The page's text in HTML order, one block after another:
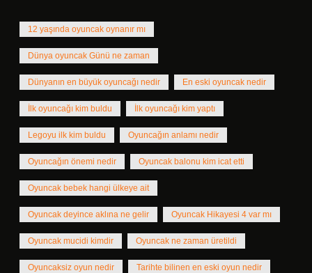
12 yaşında oyuncak oynanır mı
Dünya oyuncak Günü ne zaman
Dünyanın en büyük oyuncağı nedir En eski oyuncak nedir
İlk oyuncağı kim buldu İlk oyuncağı kim yaptı
Legoyu ilk kim buldu Oyuncağın anlamı nedir
Oyuncağın önemi nedir Oyuncak balonu kim icat etti
Oyuncak bebek hangi ülkeye ait
Oyuncak deyince aklına ne gelir Oyuncak Hikayesi 4 var mı
Oyuncak mucidi kimdir Oyuncak ne zaman üretildi
Oyuncaksiz oyun nedir Tarihte bilinen en eski oyun nedir